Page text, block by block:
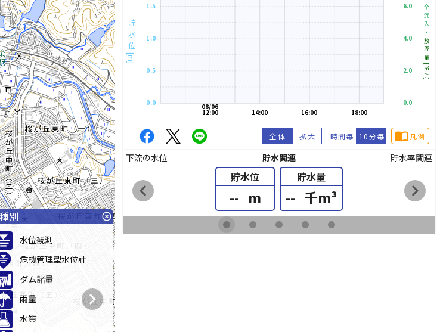
別 highlight_off
水位観測
危機管理型水位計
ダム諸量
雨量
水質
chevron_right
0.0
0.5
1.0
1.5
貯水位[m]
18:00
16:00
14:00
08/06
12:00
0.0
2.0
4.0
6.0 全流入・
放流量
[㎥/s]
全体 拡大 時間毎 10分毎 import_contacts凡例
下流の水位 貯水関連 貯水率関連
貯水位
-- m
貯水量
-- 千m³
chevron_left chevron_right
fiber_manual_record fiber_manual_record fiber_manual_record fiber_manual_record fiber_manual_record